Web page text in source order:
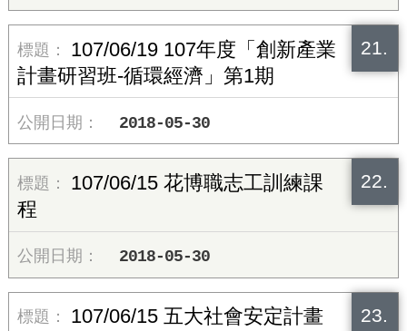
21.
107/06/19 107年度「創新產業
計畫研習班-循環經濟」第1期
2018-05-30
22.
107/06/15 花博職志工訓練課
程
2018-05-30
23.
107/06/15 五大社會安定計畫